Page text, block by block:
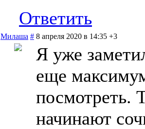
Ответить
Милаша # 8 апреля 2020 в 14:35 +3
Я уже
еще
посмотреть.
начинают